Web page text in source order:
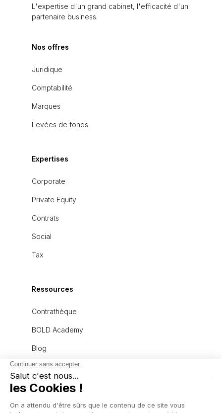
L'expertise d'un grand cabinet, l'efficacité d'un
partenaire business.
Nos offres
Juridique
Comptabilité
Marques
Levées de fonds
Expertises
Corporate
Private Equity
Contrats
Social
Tax
Ressources
Contrathèque
BOLD Academy
Blog
À propos
L'équipe